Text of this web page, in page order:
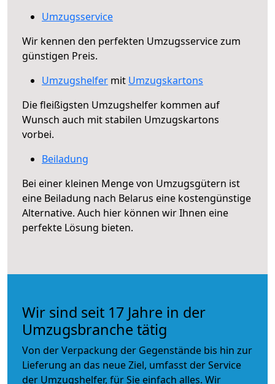
Umzugsservice
Wir kennen den perfekten Umzugsservice zum
günstigen Preis.
Umzugshelfer mit Umzugskartons
Die fleißigsten Umzugshelfer kommen auf
Wunsch auch mit stabilen Umzugskartons
vorbei.
Beiladung
Bei einer kleinen Menge von Umzugsgütern ist
eine Beiladung nach Belarus eine kostengünstige
Alternative. Auch hier können wir Ihnen eine
perfekte Lösung bieten.
Wir sind seit 17 Jahre in der
Umzugsbranche tätig
Von der Verpackung der Gegenstände bis hin zur
Lieferung an das neue Ziel, umfasst der Service
der Umzugshelfer, für Sie einfach alles. Wir